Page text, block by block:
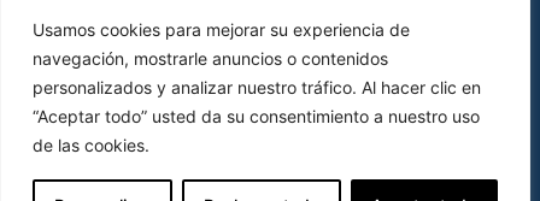
Usamos cookies para mejorar su experiencia de
navegación, mostrarle anuncios o contenidos
personalizados y analizar nuestro tráfico. Al hacer clic en
“Aceptar todo” usted da su consentimiento a nuestro uso
de las cookies.
CONTRATACIÓN
ENVÍOS Y DEVOLUCIONES